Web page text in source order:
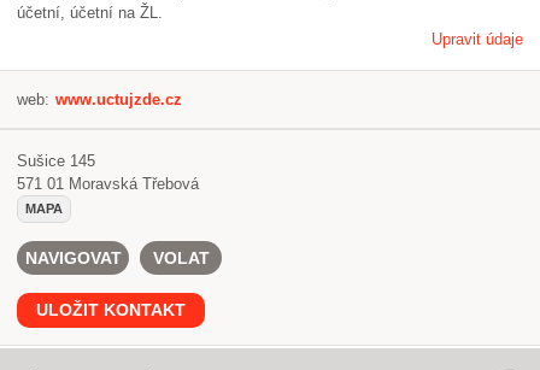
účetní, účetní na ŽL.
Upravit údaje
web: www.uctujzde.cz
Sušice 145
571 01 Moravská Třebová
MAPA
NAVIGOVAT VOLAT
ULOŽIT KONTAKT